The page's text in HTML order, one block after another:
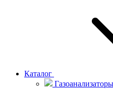
Каталог
Газоанализаторы